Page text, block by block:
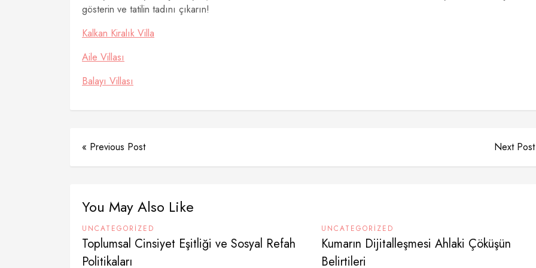
gösterin ve tatilin tadını çıkarın!
Kalkan Kiralık Villa
Aile Villası
Balayı Villası
« Previous Post Next
You May Also Like
UNCATEGORIZED
Toplumsal Cinsiyet Eşitliği ve Sosyal Refah
Politikaları
UNCATEGORIZED
Kumarın Dijitalleşmesi Ahlaki Çöküşün
Belirtileri